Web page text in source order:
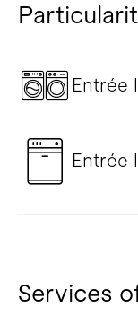
Entrée
Entrée
Services